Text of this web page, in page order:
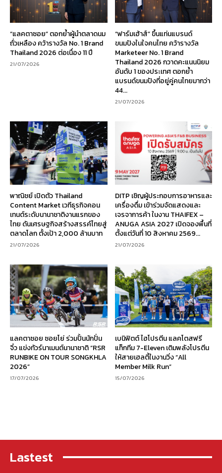
“แลคตาซอย” ตอกย้ำผู้นำตลาดนม
ถั่วเหลือง คว้ารางวัล No. 1 Brand
Thailand 2026 ต่อเนื่อง 11 ปี
21/07/2026
“ฟาร์มเฮ้าส์” ขึ้นแท่นแบรนด์
ขนมปังในใจคนไทย คว้ารางวัล
Marketeer No. 1 Brand
Thailand 2026 กวาดคะแนนนิยม
อันดับ 1 ของประเทศ ตอกย้ำ
แบรนด์ขนมปังที่อยู่คู่คนไทยมากว่า
44...
21/07/2026
พาณิชย์ เปิดตัว Thailand
Content Market เวทีธุรกิจคอน
เทนต์ระดับนานาชาติงานแรกของ
ไทย ดันเศรษฐกิจสร้างสรรค์ไทยสู่
ตลาดโลก ตั้งเป้า 2,000 ล้านบาท
21/07/2026
DITP เชิญผู้ประกอบการอาหารและ
เครื่องดื่ม เข้าร่วมจัดแสดงและ
เจรจาการค้า ในงาน THAIFEX –
ANUGA ASIA 2027 เปิดจองพื้นที่
ตั้งแต่วันที่ 10 สิงหาคม 2569...
21/07/2026
แลคตาซอย ซอยโย่ ร่วมปั้นนักปั่น
จิ๋ว แข่งทัวร์นาเมนต์นานาชาติ “RSR
RUNBIKE ON TOUR SONGKHLA
2026”
17/07/2026
เบนิฟิตต์ ไฮโปรตีน แลคโตสฟรี
แท็กทีม 7-Eleven เติมพลังโปรตีน
ให้สายเฮลตี้ในงานวิ่ง “All
Member Milk Run”
15/07/2026
Lastest